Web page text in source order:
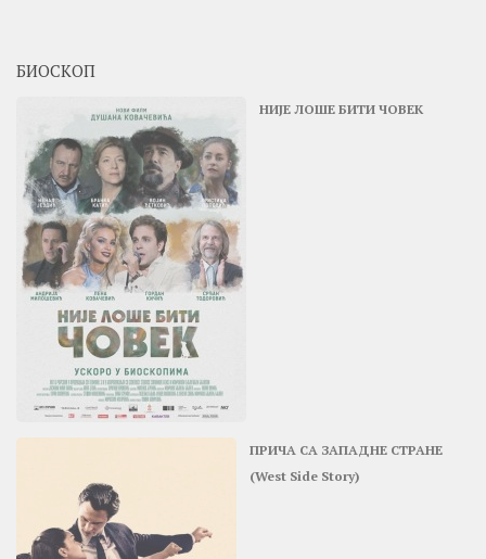
БИОСКОП
НИЈЕ ЛОШЕ БИТИ ЧОВЕК
ПРИЧА СА ЗАПАДНЕ СТРАНЕ
(West Side Story)